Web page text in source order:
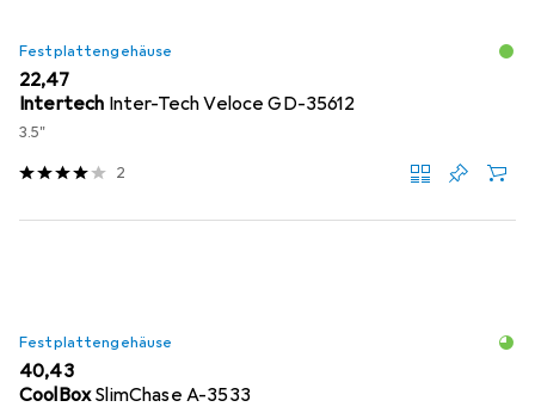
Festplattengehäuse
EUR
22,47
Intertech Inter-Tech Veloce GD-35612
3.5"
2
Festplattengehäuse
EUR
40,43
CoolBoxSlimChase A-3533